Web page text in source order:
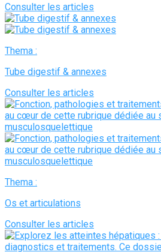
Consulter les articles
Thema :
Tube digestif & annexes
Consulter les articles
Thema :
Os et articulations
Consulter les articles